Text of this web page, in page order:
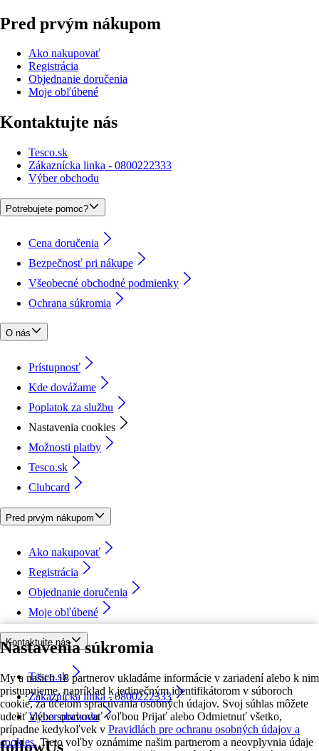
Nastavenia súkromia
My a našich 18 partnerov ukladáme informácie v zariadení alebo k nim
pristupujeme, napríklad k jedinečným identifikátorom v súboroch
cookie, za účelom spracúvania osobných údajov. Svoj súhlas môžete
udeliť alebo spravovať voľbou Prijať alebo Odmietnuť všetko,
prípadne kedykoľvek v Pravidlách pre ochranu osobných údajov a
cookies. Tieto voľby oznámime našim partnerom a neovplyvnia údaje
Pred prvým nákupom
Ako nakupovať
Registrácia
Objednanie doručenia
Moje obľúbené
Kontaktujte nás
Tesco.sk
Zákaznícka linka - 0800222333
Výber obchodu
Potrebujete pomoc?
Cena doručenia
Bezpečnosť pri nákupe
Všeobecné obchodné podmienky
Ochrana súkromia
O nás
Prístupnosť
Kde dovážame
Poplatok za službu
Nastavenia cookies
Možnosti platby
Tesco.sk
Clubcard
Pred prvým nákupom
Ako nakupovať
Registrácia
Objednanie doručenia
Moje obľúbené
Kontaktujte nás
Tesco.sk
Zákaznícka linka - 0800222333
Výber obchodu
followUs